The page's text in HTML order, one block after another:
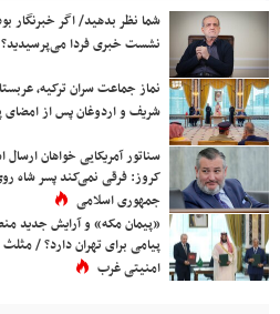
شما نظر بدهید/ اگر خبرنگار
نشست خبری فردا می‌پرسیدید؟
نماز جماعت سران ترکیه،
شریف و اردوغان پس از امضای
سناتور آمریکایی خواهان
کروز: فرقی نمی‌کند پسر شاه
جمهوری اسلامی
«پیمان مکه» و آرایش جدید
پیامی برای تهران دارد؟ / مثلث
امنیتی غرب